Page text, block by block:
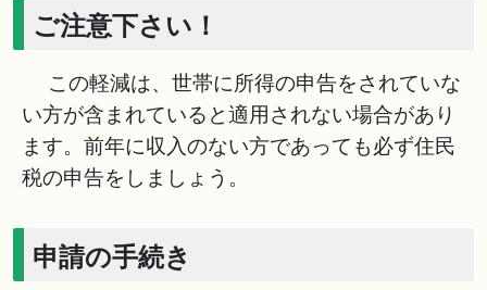
ご注意下さい！
この軽減は、世帯に所得の申告をされていな
い方が含まれていると適用されない場合があり
ます。前年に収入のない方であっても必ず住民
税の申告をしましょう。
申請の手続き